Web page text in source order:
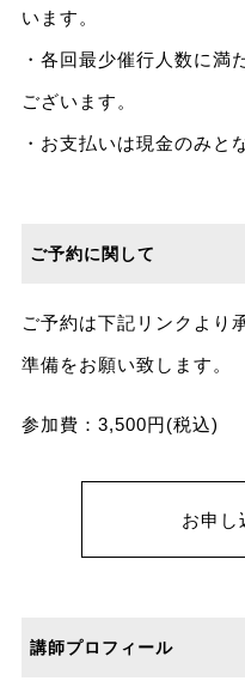
います。
・各回最少催行人数に満
ございます。
・お支払いは現金のみと
ご予約に関して
ご予約は下記リンクより
準備をお願い致します。
参加費：3,500円(税込)
お申し
講師プロフィール